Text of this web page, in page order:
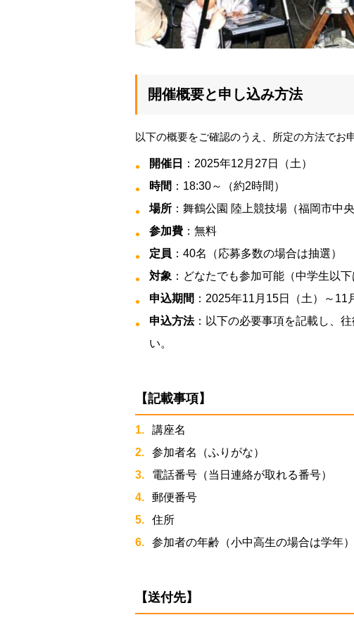
開催概要と申し込み方法
以下の概要をご確認のうえ、所定の方法でお
開催日
：2025年12月27日（土）
時間 ：18:30～（約2時間）
場所 ：舞鶴公園 陸上競技場（福岡市中
参加費 ：無料
定員 ：40名（応募多数の場合は抽選）
対象 ：どなたでも参加可能（中学生以下
申込期間 ：2025年11月15日（土）～11
申込方法：以下の必要事項を記載し、
い。
【記載事項】
講座名
参加者名（ふりがな）
電話番号（当日連絡が取れる番号）
郵便番号
住所
参加者の年齢（小中高生の場合は学年）
【送付先】